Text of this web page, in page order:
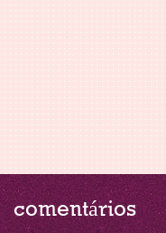
comentários